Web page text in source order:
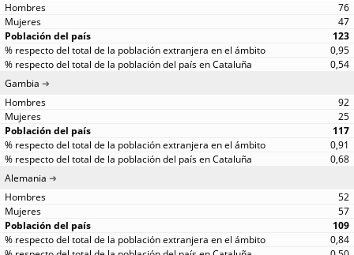
76
47
123
0,95
0,54
Gambia
92
25
117
0,91
0,68
Alemania
52
57
109
0,84